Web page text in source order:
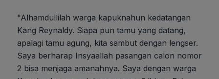
"Alhamdullilah warga kapuknahun kedatangan
Kang Reynaldy. Siapa pun tamu yang datang,
apalagi tamu agung, kita sambut dengan lengser.
Saya berharap Insyaallah pasangan calon nomor
2 bisa menjaga amanahnya. Saya dengan warga